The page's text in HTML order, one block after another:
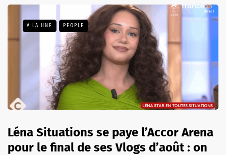
A LA UNE PEOPLE
Léna Situations se paye l’Accor Arena
pour le final de ses Vlogs d’août : on